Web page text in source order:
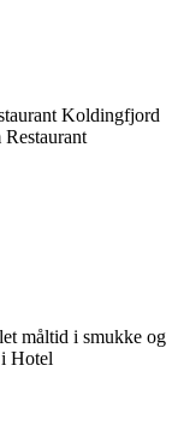
Koldingfjord
måltid i smukke og
Hotel